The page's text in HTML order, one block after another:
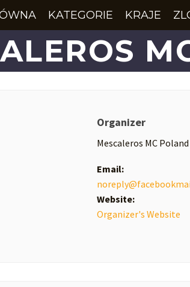
KATEGORIE KRAJE
Organizer
Mescaleros MC Poland
Email:
Website:
Organizer's Website